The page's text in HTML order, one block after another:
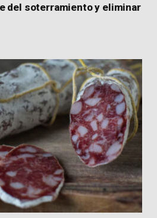
del soterramiento y eliminar